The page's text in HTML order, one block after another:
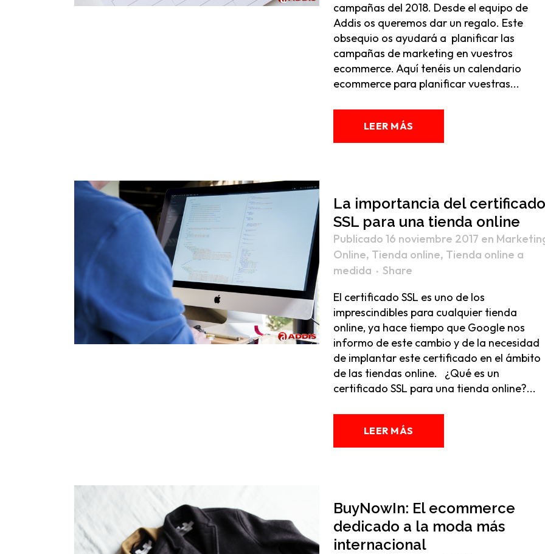
campañas del 2018. Desde el equipo de
Addis os queremos dar un regalo. Este
obsequio os ayudará a planificar las
campañas de marketing en vuestros
ecommerce. Aquí tenéis un calendario
ecommerce para planificar vuestras...
LEER MÁS
La importancia del certificado
SSL para una tienda online
Publicado 16 noviembre 2017 en
Online, Tienda online, Tienda online a
medida
Share
El certificado SSL es uno de los
imprescindibles para cualquier tienda
online, ya hace tiempo que Google nos
informo de este cambio y de la necesidad
de implantar este certificado en el ámbito
de las tiendas online. ¿Qué es un
certificado SSL para una tienda online?...
LEER MÁS
BuyNowIn: El ecommerce
dedicado a la moda más
internacional